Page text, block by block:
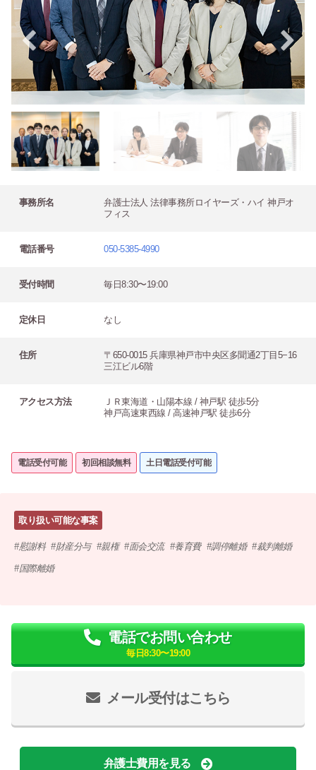
事務所名
弁護士法人 法律事務所ロイヤーズ・ハイ 神戸オ
フィス
電話番号 050-5385-4990
受付時間 毎日8:30〜19:00
定休日 なし
住所
〒650-0015 兵庫県神戸市中央区多聞通2丁目5−16
三江ビル6階
アクセス方法
ＪＲ東海道・山陽本線 / 神戸駅 徒歩5分
神戸高速東西線 / 高速神戸駅 徒歩6分
電話受付可能 初回相談無料 土日電話受付可能
取り扱い可能な事案
慰謝料 財産分与 親権 面会交流 養育費 調停離婚 裁判離婚
国際離婚
メール受付はこちら
電話でお問い合わせ
毎日8:30〜19:00
弁護士費用を見る